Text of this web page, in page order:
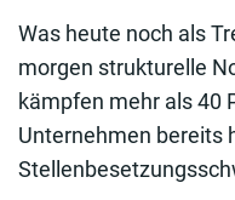
Was heute noch als
morgen strukturelle
kämpfen mehr als 40
Unternehmen bereits